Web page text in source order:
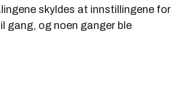
skyldes at innstillingene for
gang, og noen ganger ble